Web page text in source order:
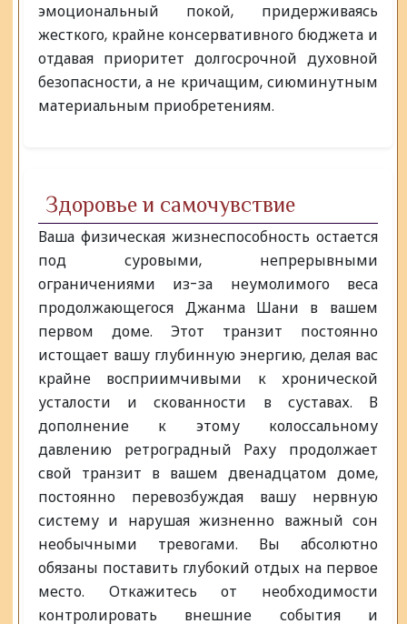
эмоциональный покой, придерживаясь
жесткого, крайне консервативного бюджета и
отдавая приоритет долгосрочной духовной
безопасности, а не кричащим, сиюминутным
материальным приобретениям.
Здоровье и самочувствие
Ваша физическая жизнеспособность остается
под суровыми, непрерывными
ограничениями из-за неумолимого веса
продолжающегося Джанма Шани в вашем
первом доме. Этот транзит постоянно
истощает вашу глубинную энергию, делая вас
крайне восприимчивыми к хронической
усталости и скованности в суставах. В
дополнение к этому колоссальному
давлению ретроградный Раху продолжает
свой транзит в вашем двенадцатом доме,
постоянно перевозбуждая вашу нервную
систему и нарушая жизненно важный сон
необычными тревогами. Вы абсолютно
обязаны поставить глубокий отдых на первое
место. Откажитесь от необходимости
контролировать внешние события и